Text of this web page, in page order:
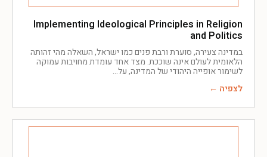
Implementing Ideological Principles in Religion
and Politics
במדינה צעירה, סוערת ורבת פנים כמו ישראל, השאלה מהי זהותה
הלאומית לעולם אינה שוככת. מצד אחד עומדת מחויבות עמוקה
לשימור אופייה היהודי של המדינה, על
לצפיה ←